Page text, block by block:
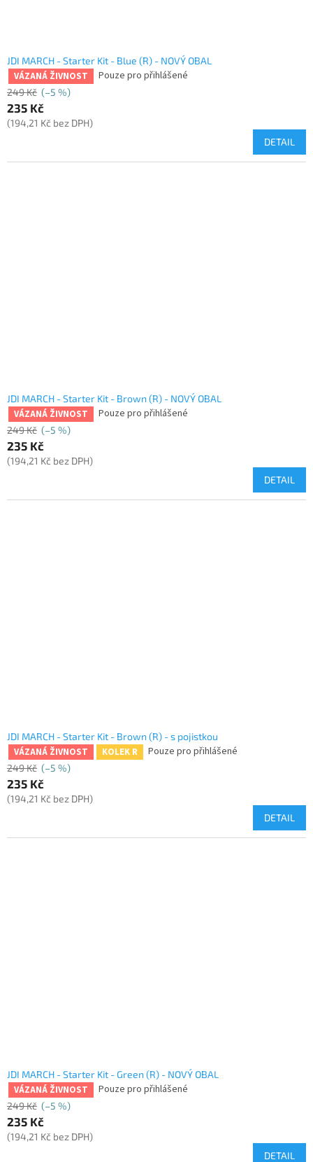
JDI MARCH - Starter Kit - Blue (R) - NOVÝ OBAL
VÁZANÁ ŽIVNOST Pouze pro přihlášené
249 Kč (–5 %)
235 Kč
(194,21 Kč bez DPH)
DETAIL
JDI MARCH - Starter Kit - Brown (R) - NOVÝ OBAL
VÁZANÁ ŽIVNOST Pouze pro přihlášené
249 Kč (–5 %)
235 Kč
(194,21 Kč bez DPH)
DETAIL
JDI MARCH - Starter Kit - Brown (R) - s pojistkou
VÁZANÁ ŽIVNOST KOLEK R Pouze pro přihlášené
249 Kč (–5 %)
235 Kč
(194,21 Kč bez DPH)
DETAIL
JDI MARCH - Starter Kit - Green (R) - NOVÝ OBAL
VÁZANÁ ŽIVNOST Pouze pro přihlášené
249 Kč (–5 %)
235 Kč
(194,21 Kč bez DPH)
DETAIL